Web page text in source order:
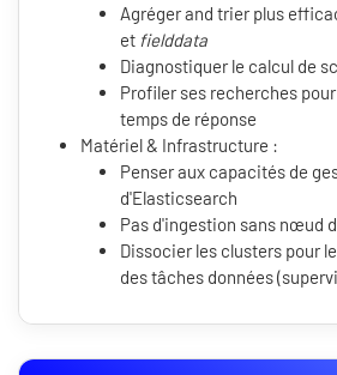
Agréger and trier plus
et fielddata
Diagnostiquer le calcul de
Profiler ses recherches
temps de réponse
Matériel & Infrastructure :
Penser aux capacités de
d'Elasticsearch
Pas d'ingestion sans nœud
Dissocier les clusters pour
des tâches données